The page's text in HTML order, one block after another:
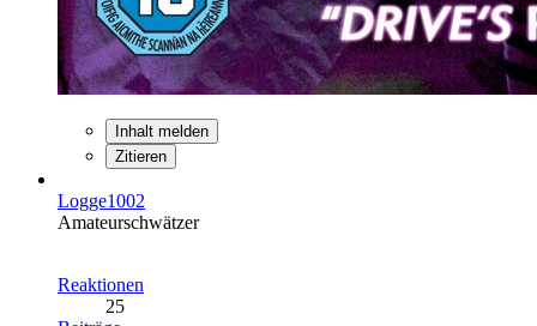
Inhalt melden
Zitieren
Logge1002
Amateurschwätzer
Reaktionen
25